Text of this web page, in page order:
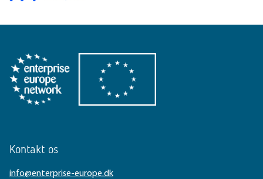
Kontakt os
info@enterprise-europe.dk